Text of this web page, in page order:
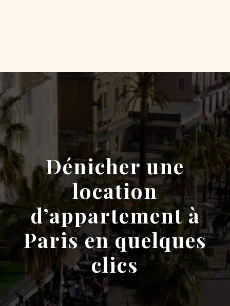
Dénicher une
location
d’appartement à
Paris en quelques
clics